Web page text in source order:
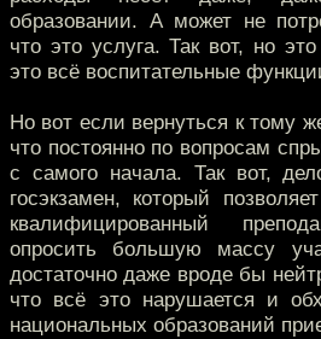
образовании. А может не
что это услуга. Так вот, но
это всё воспитательные
Но вот если вернуться к тому
что постоянно по вопросам
с самого начала. Так вот,
госэкзамен, который
квалифицированный
опросить большую массу
достаточно даже вроде бы
что всё это нарушается и
национальных образований